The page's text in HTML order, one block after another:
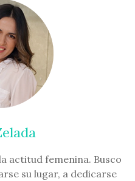
actitud femenina. Busco
su lugar, a dedicarse